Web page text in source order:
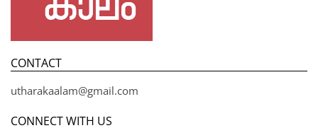
CONTACT
utharakaalam@gmail.com
CONNECT WITH US